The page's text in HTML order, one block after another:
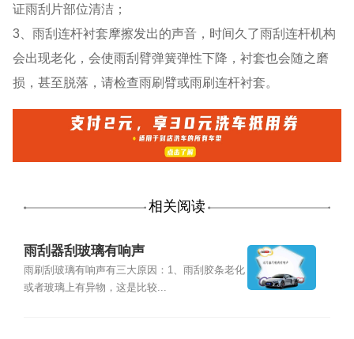
证雨刮片部位清洁；
3、雨刮连杆衬套摩擦发出的声音，时间久了雨刮连杆机构
会出现老化，会使雨刮臂弹簧弹性下降，衬套也会随之磨
损，甚至脱落，请检查雨刷臂或雨刷连杆衬套。
相关阅读
雨刮器刮玻璃有响声
雨刷刮玻璃有响声有三大原因：1、雨刮胶条老化
或者玻璃上有异物，这是比较...